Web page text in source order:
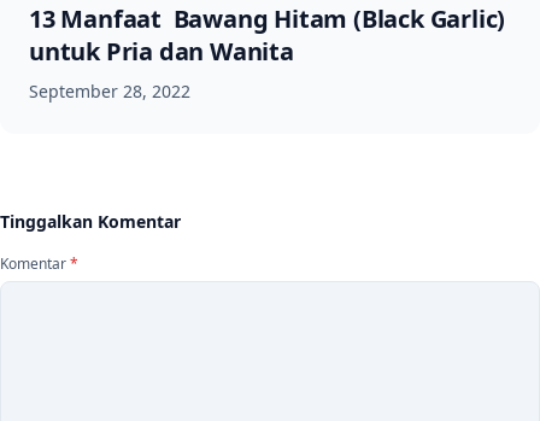
13 Manfaat Bawang Hitam (Black Garlic)
untuk Pria dan Wanita
September 28, 2022
Tinggalkan Komentar
Komentar*